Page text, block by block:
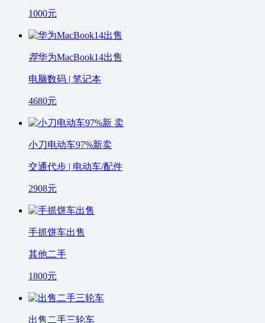
1000元
荐华为MacBook14出售
电脑数码 | 笔记本
4680元
小刀电动车97%新卖
交通代步 | 电动车/配件
2908元
手抓饼车出售
其他二手
1800元
出售二手三轮车